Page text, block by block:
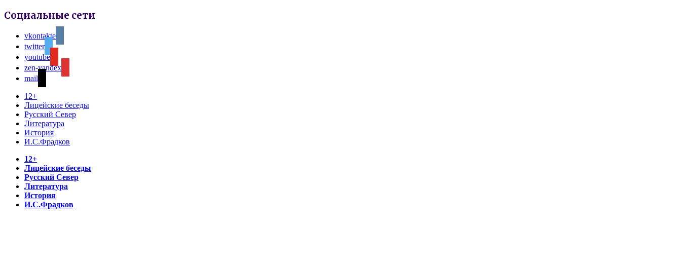
Социальные сети
vkontakte
twitter
youtube
zen-yandex
mail
12+
Лицейские беседы
Русский Север
Литература
История
И.С.Фрадков
12+
Лицейские беседы
Русский Север
Литература
История
И.С.Фрадков